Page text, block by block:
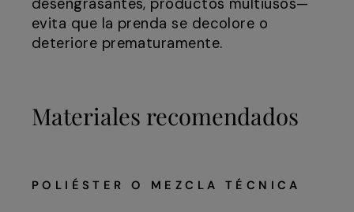
desengrasantes, productos multiusos—
evita que la prenda se decolore o
deteriore prematuramente.
Materiales recomendados
POLIÉSTER O MEZCLA TÉCNICA